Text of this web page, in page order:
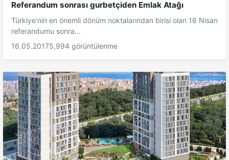
Referandum sonrası gurbetçiden Emlak Atağı
Türkiye’nin en önemli dönüm noktalarından birisi olan 16 Nisan
referandumu sonra...
16.05.20175,994 görüntülenme